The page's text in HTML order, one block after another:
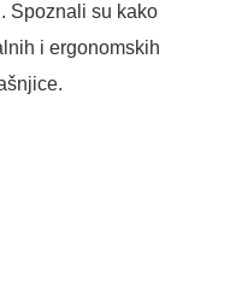
Spoznali su kako
i ergonomskih